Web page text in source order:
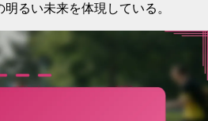
るい未来を体現している。